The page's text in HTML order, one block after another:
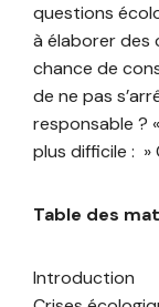
questions
à élaborer des
chance de
de ne pas
responsable ?
plus difficile : »
Table des
Introduction